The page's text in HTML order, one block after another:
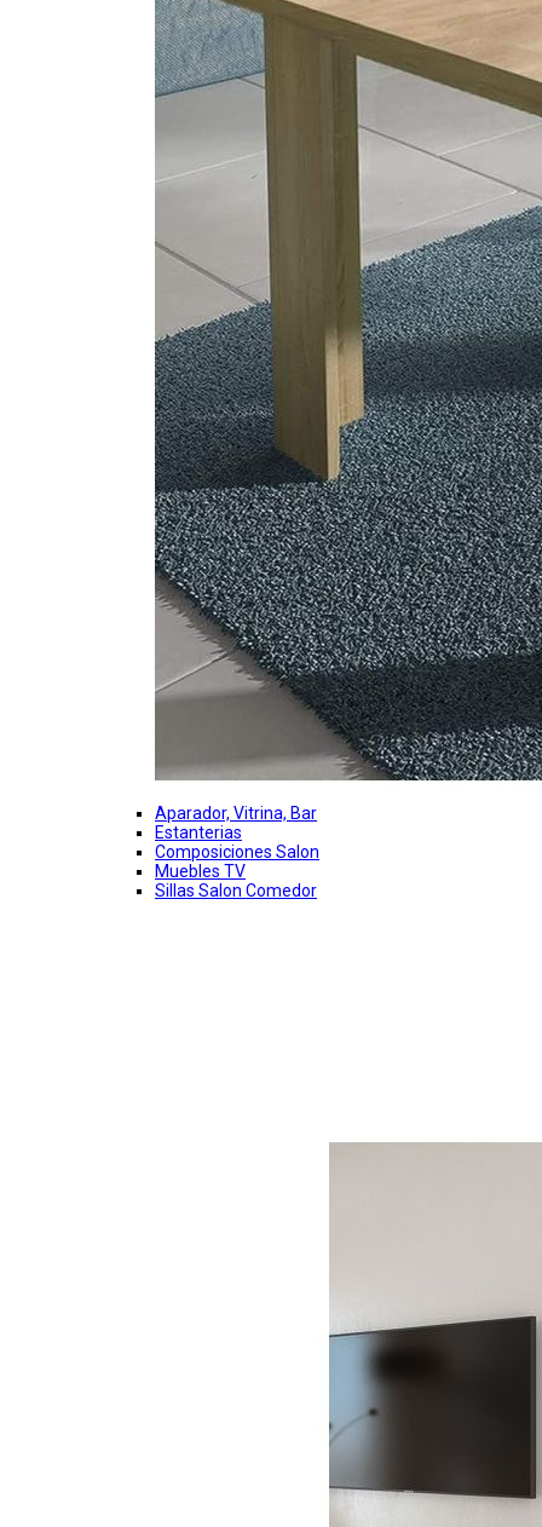
Aparador, Vitrina, Bar
Estanterias
Composiciones Salon
Muebles TV
Sillas Salon Comedor